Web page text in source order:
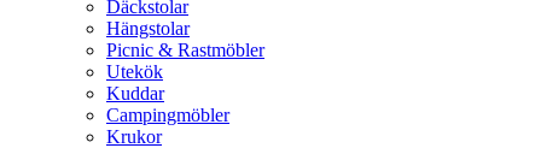
Däckstolar
Hängstolar
Picnic & Rastmöbler
Utekök
Kuddar
Campingmöbler
Krukor